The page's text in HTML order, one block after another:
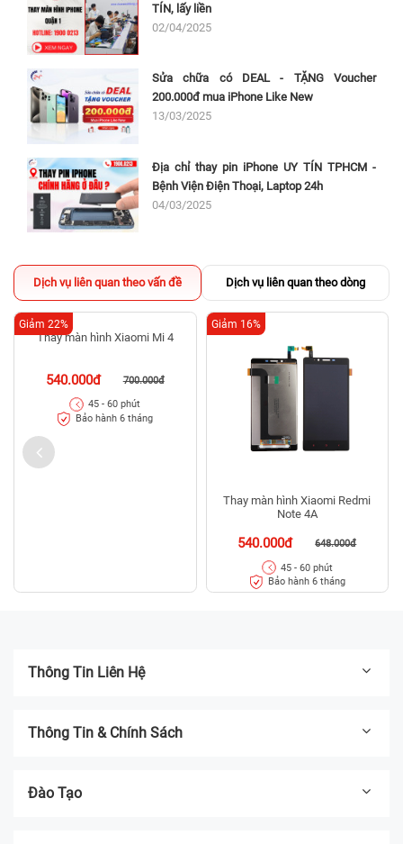
TÍN, lấy liền
02/04/2025
Sửa chữa có DEAL - TẶNG Voucher
200.000đ mua iPhone Like New
13/03/2025
Địa chỉ thay pin iPhone UY TÍN TPHCM -
Bệnh Viện Điện Thoại, Laptop 24h
04/03/2025
Dịch vụ liên quan theo vấn đề Dịch vụ liên quan theo dòng
Thay màn hình Xiaomi Mi 4
540.000đ 700.000đ
Giảm 22%
45 - 60 phút
Bảo hành 6 tháng
Thay màn hình Xiaomi Redmi
Note 4A
540.000đ 648.000đ
Giảm 16%
45 - 60 phút
Bảo hành 6 tháng
Thông Tin Liên Hệ
Thông Tin & Chính Sách
Đào Tạo